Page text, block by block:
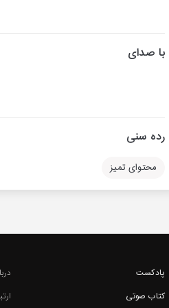
با صدای
رده سنی
محتوای تمیز
پادکست
کتاب صوتی